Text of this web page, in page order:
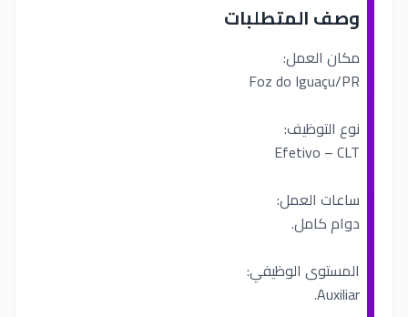
وصف المتطلبات
مكان العمل:
Foz do Iguaçu/PR
نوع التوظيف:
Efetivo – CLT
ساعات العمل:
دوام كامل.
المستوى الوظيفي:
Auxiliar.